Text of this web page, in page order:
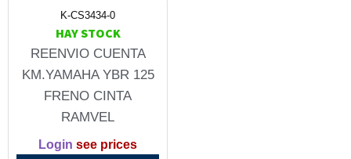
K-CS3434-0
HAY STOCK
REENVIO CUENTA
KM.YAMAHA YBR 125
FRENO CINTA
RAMVEL
Login see prices